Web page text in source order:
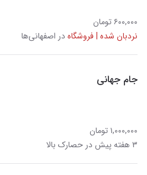
۶۰۰,۰۰۰ تومان
نردبان شده | فروشگاهدر اصفهانی‌ها
جام جهانی
۱,۰۰۰,۰۰۰ تومان
۳ هفته پیش در حصارک بالا